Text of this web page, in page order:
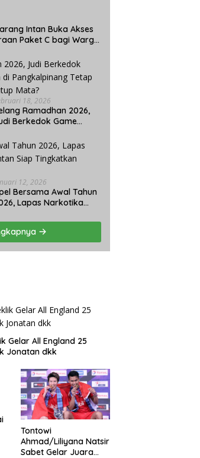
Intan Buka Akses
Paket C bagi Warga
18, 2026
Ramadhan 2026,
Berkedok Game
Tetap
APH Tutup
12, 2026
Bersama Awal Tahun
Lapas Narkotika
Kinerja
Gelar All England 25
Jonatan dkk
Tontowi
Ahmad/Liliyana Natsir
Sabet Gelar Juara